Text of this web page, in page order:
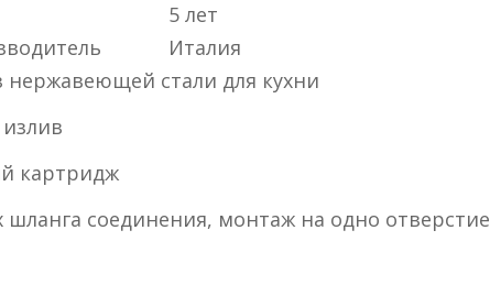
5 лет
Италия
нержавеющей стали для кухни
картридж
шланга соединения, монтаж на одно отверстие